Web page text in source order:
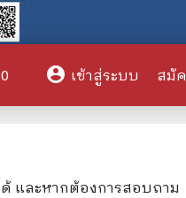
และหากต้องการสอบถาม
0 account_circle เข้าสู่ระบบ สมั